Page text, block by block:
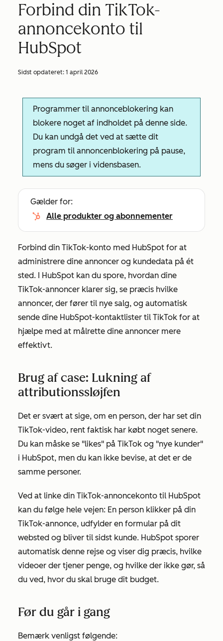
Forbind din TikTok-
annoncekonto til
HubSpot
Sidst opdateret: 1 april 2026
Programmer til annonceblokering kan
blokere noget af indholdet på denne side.
Du kan undgå det ved at sætte dit
program til annoncenblokering på pause,
mens du søger i vidensbasen.
Gælder for:
Alle produkter og abonnementer
Forbind din TikTok-konto med HubSpot for at
administrere dine annoncer og kundedata på ét
sted. I HubSpot kan du spore, hvordan dine
TikTok-annoncer klarer sig, se præcis hvilke
annoncer, der fører til nye salg, og automatisk
sende dine HubSpot-kontaktlister til TikTok for at
hjælpe med at målrette dine annoncer mere
effektivt.
Brug af case: Lukning af
attributionssløjfen
Det er svært at sige, om en person, der har set din
TikTok-video, rent faktisk har købt noget senere.
Du kan måske se "likes" på TikTok og "nye kunder"
i HubSpot, men du kan ikke bevise, at det er de
samme personer.
Ved at linke din TikTok-annoncekonto til HubSpot
kan du følge hele vejen: En person klikker på din
TikTok-annonce, udfylder en formular på dit
websted og bliver til sidst kunde. HubSpot sporer
automatisk denne rejse og viser dig præcis, hvilke
videoer der tjener penge, og hvilke der ikke gør, så
du ved, hvor du skal bruge dit budget.
Før du går i gang
Bemærk venligst følgende: